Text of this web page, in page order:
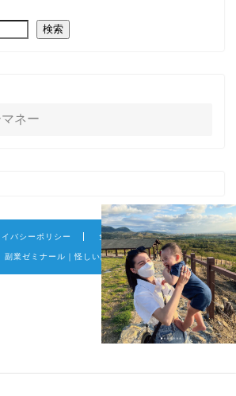
検索
イバシーポリシー 免責事項
業ゼミナール｜怪しい詐欺副業を徹底調査